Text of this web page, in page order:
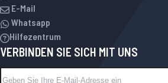
E-Mail
Whatsapp
Hilfezentrum
VERBINDEN SIE SICH MIT UNS
NEWSLETTER